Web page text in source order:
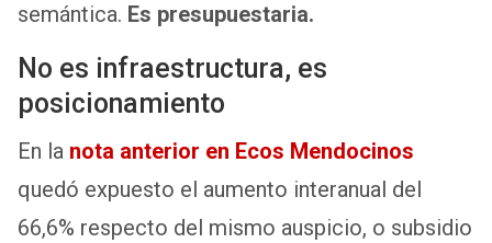
semántica. Es presupuestaria.
No es infraestructura, es
posicionamiento
En la nota anterior en Ecos Mendocinos
quedó expuesto el aumento interanual del
66,6% respecto del mismo auspicio, o subsidio